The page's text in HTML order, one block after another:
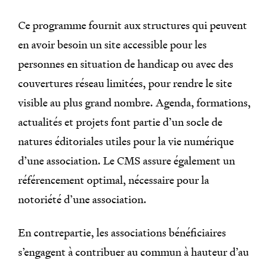
Ce programme fournit aux structures qui peuvent
en avoir besoin un site accessible pour les
personnes en situation de handicap ou avec des
couvertures réseau limitées, pour rendre le site
visible au plus grand nombre. Agenda, formations,
actualités et projets font partie d’un socle de
natures éditoriales utiles pour la vie numérique
d’une association. Le CMS assure également un
référencement optimal, nécessaire pour la
notoriété d’une association.
En contrepartie, les associations bénéficiaires
s’engagent à contribuer au commun à hauteur d’au